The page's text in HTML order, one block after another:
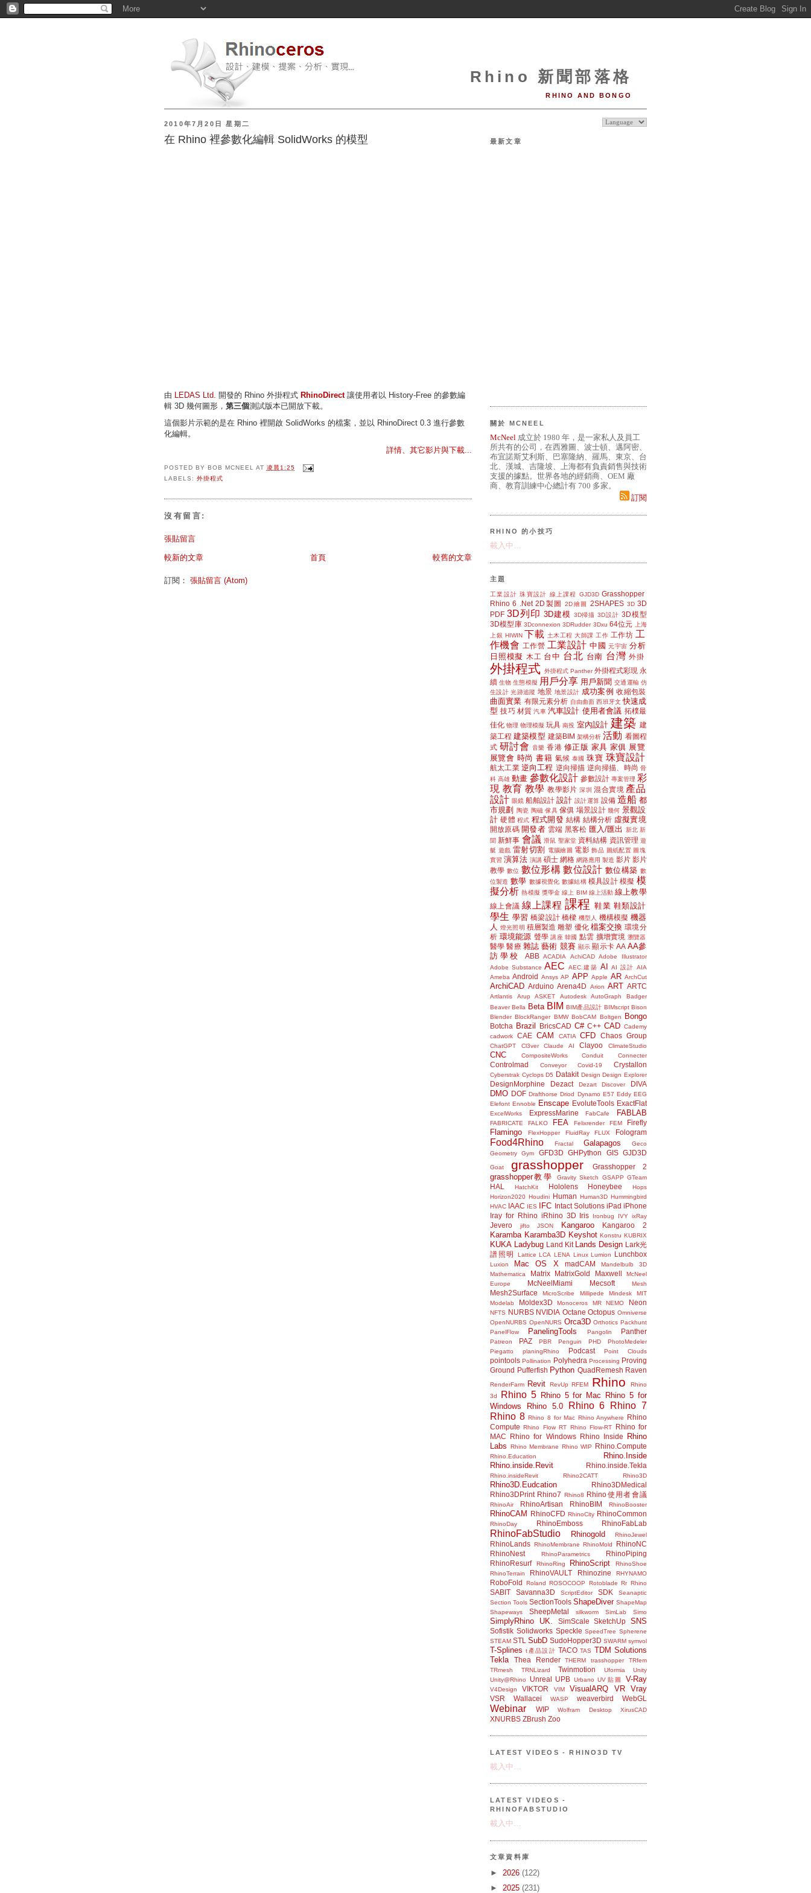
Rhino 新聞部落格
RHINO AND BONGO
2010年7月20日 星期二
在 Rhino 裡參數化編輯 SolidWorks 的模型
由 LEDAS Ltd. 開發的 Rhino 外掛程式 RhinoDirect讓使用者以 History-Free 的參數編
輯 3D 幾何圖形， 第三個測試版本已開放下載。
這個影片示範的是在 Rhino 裡開啟 SolidWorks 的檔案，並以 RhinoDirect 0.3 進行參數
化編輯。
詳情、其它影片與下載...
POSTED BY BOB MCNEEL AT 凌晨1:25
LABELS: 外掛程式
沒有留言:
張貼留言
較新的文章 較舊的文章
首頁
訂閱： 張貼留言 (Atom)
最新文章
關於 MCNEEL
McNeel 成立於 1980 年，是一家私人及員工
所共有的公司，在西雅圖、波士頓、邁阿密、
布宜諾斯艾利斯、巴塞隆納、羅馬、東京、台
北、漢城、吉隆坡、上海都有負責銷售與技術
支援的據點。世界各地的經銷商、OEM 廠
商、教育訓練中心總計有 700 多家。
訂閱
RHINO 的小技巧
載入中…
主題
工業設計 珠寶設計 線上課程 GJD3D Grasshopper
Rhino 6
.Net 2D製圖 2D繪圖 2SHAPES 3D 3D
PDF 3D列印 3D建模 3D掃描 3D設計 3D模型
3D模型庫 3Dconnexion 3DRudder 3Dxu 64位元
上海
上銀 HIWIN 下載 土木工程 大師課 工作 工作坊 工
作機會 工作營 工業設計 中國 元宇宙 分析
日照模擬
木工 台中 台北 台南 台灣 外掛
外掛程式 外掛程式 Panther 外掛程式彩現 永
續 生物 生態模擬 用戶分享 用戶新聞 交通運輸 仿
生設計 光跡追蹤 地景 地景設計 成功案例 收縮包裝
曲面實業 有限元素分析 自由曲面 西班牙文 快速成
型 技巧 材質 汽車 汽車設計 使用者會議 拓樸最
佳化 物理 物理模擬 玩具 南投 室內設計 建築 建
築工程 建築模型 建築BIM 架構分析 活動 看圖程
式 研討會 音樂 香港 修正版 家具 家俱 展覽
展覽會 時尚 書籍 氣候 泰國 珠寶 珠寶設計
航太工業 逆向工程 逆向掃描 逆向掃描、時尚 骨
科 高雄 動畫 參數化設計 參數設計 專案管理 彩
現 教育 教學 教學影片 深圳 混合實境 產品
設計 眼鏡 船舶設計 設計 設計運算 設備 造船 都
市規劃 陶瓷 陶磁 傢具 傢俱 場景設計 幾何 景觀設
計 硬體 程式 程式開發 結構 結構分析 虛擬實境
開放原碼 開發者 雲端 黑客松 匯入/匯出 新北 新
聞 新鮮事 會議 滑鼠 聖家堂 資料結構 資訊管理 遊
艇 遊戲 雷射切割 電腦繪圖 電影 飾品 圖紙配置 圖塊
實習 演算法 演講 碩士 網格 網路應用 製造 影片 影片
教學 數位 數位形構 數位設計 數位構築 數
位製造 數學 數據視覺化 數據結構 模具設計 模擬 模
擬分析 熱模擬 獎學金 線上 BIM 線上活動 線上教學
線上會議 線上課程 課程 鞋業 鞋類設計
學生 學習 橋梁設計 橋樑 機型人 機構模擬 機器
人
燈光照明 積層製造 雕塑 優化 檔案交換 環境分
析 環境能源 聲學 講座 韓國 點雲 擴增實境 瀏覽器
醫學 醫療 雜誌 藝術 競賽 顯示 顯示卡 AA AA參
訪學校
ABB ACADIA AchiCAD
Adobe Illustrator
Adobe Substance AEC AEC.建築 AI AI 設計 AIA
Ameba Android Ansys AP APP Apple AR ArchCut
ArchiCAD Arduino Arena4D Arion ART ARTC
Artlantis Arup ASKET Autodesk AutoGraph
Badger
Beaver Bella Beta BIM BIM產品設計 BIMscript Bison
Blender BlockRanger BMW BobCAM Boltgen Bongo
Botcha Brazil BricsCAD C# C++ CAD Cademy
cadwork
CAE CAM CATIA CFD Chaos Group
ChatGPT Cl3ver Claude AI Clayoo ClimateStudio
CNC CompositeWorks Conduit Connecter
Controlmad Conveyor Covid-19 Crystallon
Cyberstrak Cyclops D5 Datakit Design Design Explorer
DesignMorphine Dezact Dezart Discover DIVA
DMO DOF Drafthorse Driod Dynamo E57 Eddy EEG
Elefont Ennoble Enscape EvoluteTools ExactFlat
ExcelWorks ExpressMarine FabCafe FABLAB
FABRICATE FALKO FEA Felixrender FEM Firefly
Flamingo FlexHopper FluidRay FLUX Fologram
Food4Rhino Fractal Galapagos
Geco
Geometry Gym
GFD3D GHPython GIS GJD3D
Goat grasshopper Grasshopper 2
grasshopper教學 Gravity Sketch GSAPP GTeam
HAL HatchKit Hololens Honeybee
Hops
Horizon2020 Houdini Human Human3D Hummingbird
HVAC IAAC IES IFC Intact Solutions iPad iPhone
Iray for Rhino iRhino 3D Iris Ironbug IVY ixRay
Jevero jifto JSON Kangaroo Kangaroo 2
Karamba Karamba3D Keyshot Konstru KUBRIX
KUKA Ladybug Land Kit Lands Design Lark光
譜照明
Lattice LCA LENA Linux Lumion Lunchbox
Luxion Mac OS X madCAM
Mandelbulb 3D
Mathematica
Matrix MatrixGold Maxwell
McNeel
Europe
McNeelMiami Mecsoft Mesh
Mesh2Surface MicroScribe Millipede Mindesk
MIT
Modelab
Moldex3D Monoceros MR NEMO Neon
NFTS NURBS NVIDIA Octane Octopus Omniverse
OpenNURBS OpenNURS Orca3D Orthotics Packhunt
PanelFlow
PanelingTools Pangolin Panther
Patreon PAZ PBR Penguin PHD
PhotoMedeler
Piegatto
planingRhino Podcast Point Clouds
pointools Pollination Polyhedra Processing Proving
Ground Pufferfish Python QuadRemesh Raven
RenderFarm Revit RevUp RFEM Rhino
Rhino
3d
Rhino 5 Rhino 5 for Mac Rhino 5 for
Windows
Rhino 5.0 Rhino 6
Rhino 7
Rhino 8 Rhino 8 for Mac Rhino Anywhere
Rhino
Compute Rhino Flow RT Rhino Flow-RT
Rhino for
MAC
Rhino for Windows Rhino Inside
Rhino
Labs
Rhino Membrane Rhino WIP Rhino.Compute
Rhino.Education
Rhino.Inside
Rhino.inside.Revit
Rhino.inside.Tekla
Rhino.insideRevit Rhino2CATT Rhino3D
Rhino3D.Eudcation
Rhino3DMedical
Rhino3DPrint Rhino7 Rhino8 Rhino使用者會議
RhinoAir RhinoArtisan RhinoBIM RhinoBooster
RhinoCAM RhinoCFD RhinoCity RhinoCommon
RhinoDay RhinoEmboss RhinoFabLab
RhinoFabStudio Rhinogold RhinoJewel
RhinoLands RhinoMembrane RhinoMold
RhinoNC
RhinoNest
RhinoParametrics
RhinoPiping
RhinoResurf
RhinoRing RhinoScript
RhinoShoe
RhinoTerrain
RhinoVAULT Rhinozine RHYNAMO
RoboFold Roland ROSOCOOP Rotoblade Rr Rhino
SABIT Savanna3D ScriptEditor SDK
Seanaptic
Section Tools SectionTools ShapeDiver ShapeMap
Shapeways
SheepMetal silkworm SimLab Simo
SimplyRhino UK. SimScale SketchUp SNS
Sofistik Solidworks Speckle SpeedTree Spherene
STEAM STL SubD SudoHopper3D SWARM symvol
T-Splines t產品設計 TACO TAS TDM Solutions
Tekla
Thea Render THERM trasshopper
TRfem
TRmesh
TRNLizard Twinmotion Uformia
Unity
Unity@Rhino
Unreal UPB Urbano UV貼圖 V-Ray
V4Design VIKTOR VIM VisualARQ VR Vray
VSR Wallacei WASP weaverbird WebGL
Webinar WIP Wolfram Desktop XirusCAD
XNURBS ZBrush Zoo
LATEST VIDEOS - RHINO3D TV
載入中…
LATEST VIDEOS -
RHINOFABSTUDIO
載入中…
文章資料庫
► 2026 (122)
► 2025 (231)